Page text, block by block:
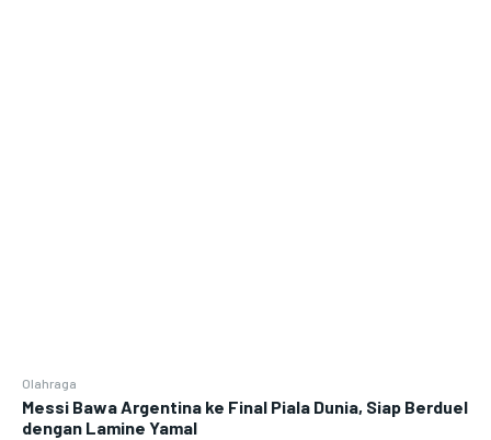
Olahraga
Messi Bawa Argentina ke Final Piala Dunia, Siap Berduel
dengan Lamine Yamal